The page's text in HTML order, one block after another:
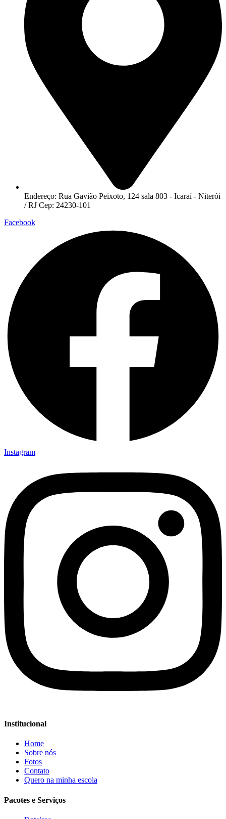
Endereço: Rua Gavião Peixoto, 124 sala 803 - Icaraí - Niterói
/ RJ Cep: 24230-101
Facebook
Instagram
Institucional
Home
Sobre nós
Fotos
Contato
Quero na minha escola
Pacotes e Serviços